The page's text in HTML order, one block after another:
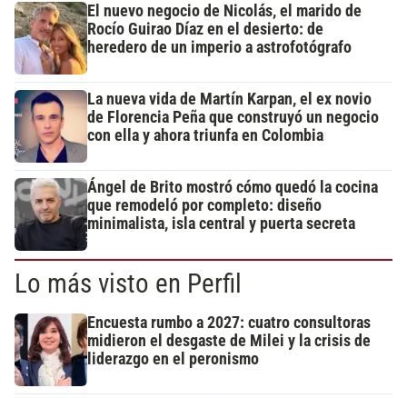
El nuevo negocio de Nicolás, el marido de
Rocío Guirao Díaz en el desierto: de
heredero de un imperio a astrofotógrafo
La nueva vida de Martín Karpan, el ex novio
de Florencia Peña que construyó un negocio
con ella y ahora triunfa en Colombia
Ángel de Brito mostró cómo quedó la cocina
que remodeló por completo: diseño
minimalista, isla central y puerta secreta
Lo más visto en Perfil
Encuesta rumbo a 2027: cuatro consultoras
midieron el desgaste de Milei y la crisis de
liderazgo en el peronismo